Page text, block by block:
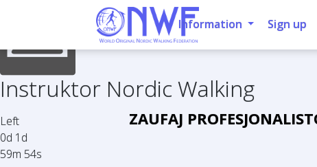
Information Sign up
Instruktor Nordic Walking
Left
0d 1d
59m 53s
ZAUFAJ